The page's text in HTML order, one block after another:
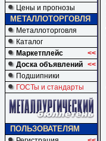
Цены и прогнозы
МЕТАЛЛОТОРГОВЛЯ
Металлоторговля
Каталог
Маркетплейс
<<
Доска объявлений <<
Подшипники
ГОСТы и стандарты
ПОЛЬЗОВАТЕЛЯМ